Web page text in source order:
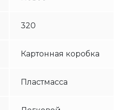
320
Картонная коробка
Пластмасса